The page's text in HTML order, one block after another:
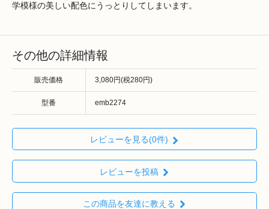
学模様の美しい配色にうっとりしてしまいます。
その他の詳細情報
販売価格 3,080円(税280円)
型番 emb2274
レビューを見る(0件)
レビューを投稿
この商品を友達に教える